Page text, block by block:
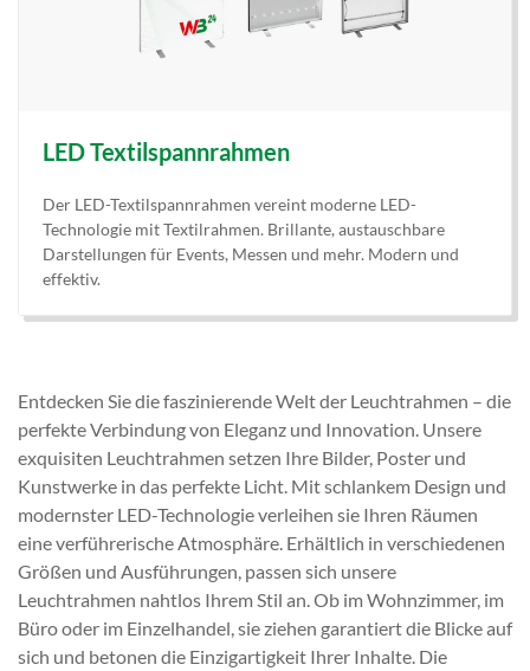
LED Textilspannrahmen
Der LED-Textilspannrahmen vereint moderne LED-
Technologie mit Textilrahmen. Brillante, austauschbare
Darstellungen für Events, Messen und mehr. Modern und
effektiv.
Entdecken Sie die faszinierende Welt der Leuchtrahmen – die
perfekte Verbindung von Eleganz und Innovation. Unsere
exquisiten Leuchtrahmen setzen Ihre Bilder, Poster und
Kunstwerke in das perfekte Licht. Mit schlankem Design und
modernster LED-Technologie verleihen sie Ihren Räumen
eine verführerische Atmosphäre. Erhältlich in verschiedenen
Größen und Ausführungen, passen sich unsere
Leuchtrahmen nahtlos Ihrem Stil an. Ob im Wohnzimmer, im
Büro oder im Einzelhandel, sie ziehen garantiert die Blicke auf
sich und betonen die Einzigartigkeit Ihrer Inhalte. Die